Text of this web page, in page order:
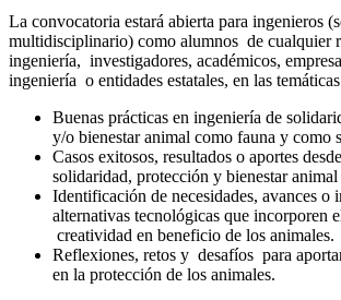
La convocatoria estará abierta para ingenieros
multidisciplinario) como alumnos de cualquier
ingeniería, investigadores, académicos,
ingeniería o entidades estatales, en las
Buenas prácticas en ingeniería de
y/o bienestar animal como fauna y como
Casos exitosos, resultados o aportes
solidaridad, protección y bienestar animal
Identificación de necesidades, avances o
alternativas tecnológicas que incorporen
creatividad en beneficio de los animales.
Reflexiones, retos y desafíos para
en la protección de los animales.